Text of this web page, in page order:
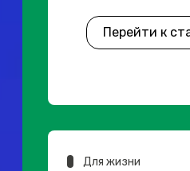
Перейти к
Для жизни